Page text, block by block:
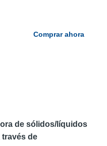
Comprar ahora
de sólidos/líquidos
través de